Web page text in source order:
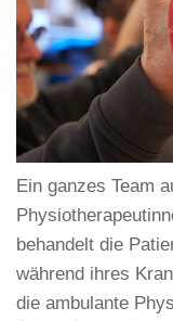
Ein ganzes Team
behandelt die
während ihres
die ambulante